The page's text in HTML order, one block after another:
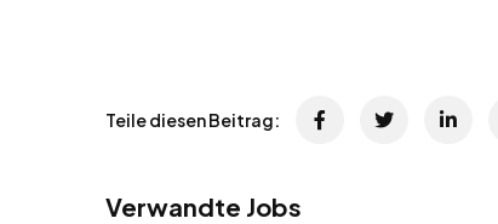
Teile diesen Beitrag:
Verwandte Jobs